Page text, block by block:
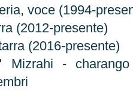
voce (1994-
(2012-presente)
(2016-presente)
Mizrahi -